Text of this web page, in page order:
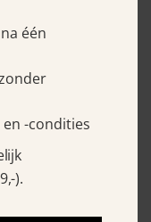
één
-condities
).